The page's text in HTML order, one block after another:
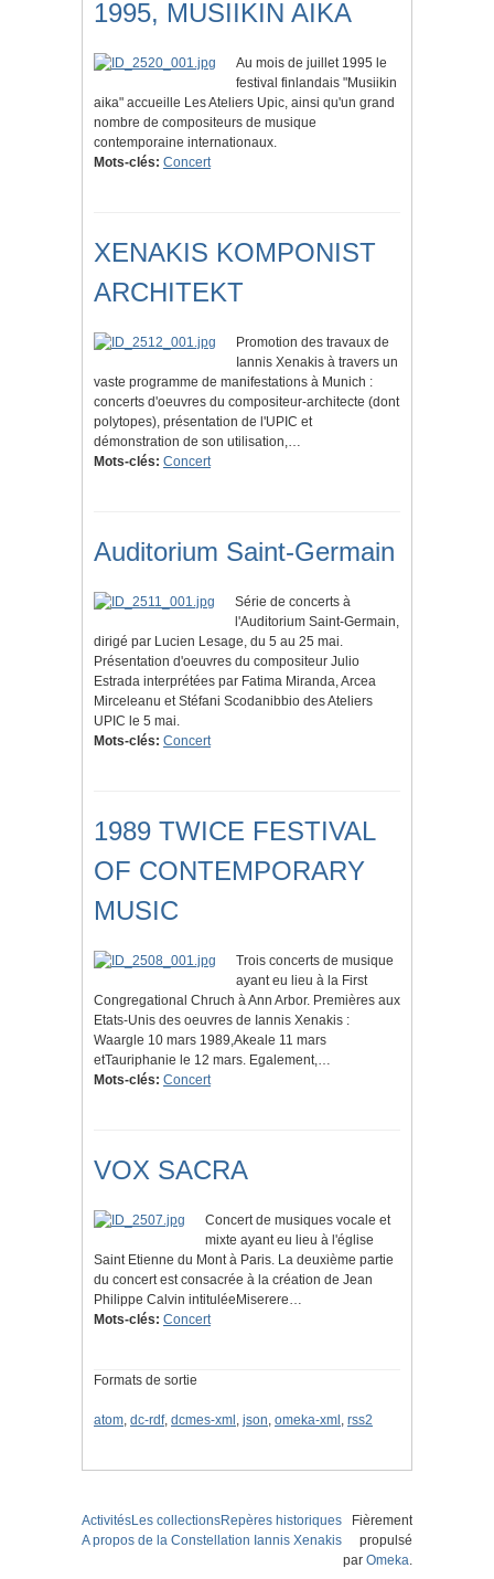
1995, MUSIIKIN AIKA
Au mois de juillet 1995 le
festival finlandais "Musiikin
aika" accueille Les Ateliers Upic, ainsi qu'un grand
nombre de compositeurs de musique
contemporaine internationaux.
Mots-clés: Concert
XENAKIS KOMPONIST
ARCHITEKT
Promotion des travaux de
Iannis Xenakis à travers un
vaste programme de manifestations à Munich :
concerts d'oeuvres du compositeur-architecte (dont
polytopes), présentation de l'UPIC et
démonstration de son utilisation,…
Mots-clés: Concert
Auditorium Saint-Germain
Série de concerts à
l'Auditorium Saint-Germain,
dirigé par Lucien Lesage, du 5 au 25 mai.
Présentation d'oeuvres du compositeur Julio
Estrada interprétées par Fatima Miranda, Arcea
Mirceleanu et Stéfani Scodanibbio des Ateliers
UPIC le 5 mai.
Mots-clés: Concert
1989 TWICE FESTIVAL
OF CONTEMPORARY
MUSIC
Trois concerts de musique
ayant eu lieu à la First
Congregational Chruch à Ann Arbor. Premières aux
Etats-Unis des oeuvres de Iannis Xenakis :
Waargle 10 mars 1989,Akeale 11 mars
etTauriphanie le 12 mars. Egalement,…
Mots-clés: Concert
VOX SACRA
Concert de musiques vocale et
mixte ayant eu lieu à l'église
Saint Etienne du Mont à Paris. La deuxième partie
du concert est consacrée à la création de Jean
Philippe Calvin intituléeMiserere…
Mots-clés: Concert
Formats de sortie
atom, dc-rdf, dcmes-xml , json, omeka-xml , rss2
ActivitésLes collectionsRepères historiques
A propos de la Constellation Iannis Xenakis
Fièrement
propulsé
par Omeka.